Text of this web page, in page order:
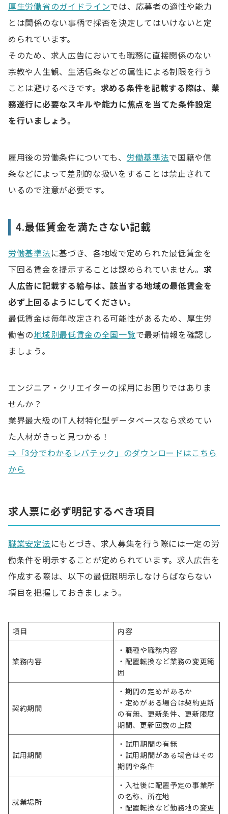
厚生労働省のガイドラインでは、応募者の適性や能力
とは関係のない事柄で採否を決定してはいけないと定
められています。
そのため、求人広告においても職務に直接関係のない
宗教や人生観、生活信条などの属性による制限を行う
ことは避けるべきです。 求める条件を記載する際は、業
務遂行に必要なスキルや能力に焦点を当てた条件設定
を行いましょう。
雇用後の労働条件についても、 労働基準法で国籍や信
条などによって差別的な扱いをすることは禁止されて
いるので注意が必要です。
4.最低賃金を満たさない記載
労働基準法 に基づき、各地域で定められた最低賃金を
下回る賃金を提示することは認められていません。求
人広告に記載する給与は、該当する地域の最低賃金を
必ず上回るようにしてください。
最低賃金は毎年改定される可能性があるため、厚生労
働省の地域別最低賃金の全国一覧で最新情報を確認し
ましょう。
エンジニア・クリエイターの採用にお困りではありま
せんか？
業界最大級のIT人材特化型データベースなら求めてい
た人材がきっと見つかる！
⇒「3分でわかるレバテック」のダウンロードはこちら
から
求人票に必ず明記するべき項目
職業安定法 にもとづき、求人募集を行う際には一定の労
働条件を明示することが定められています。求人広告を
作成する際は、以下の最低限明示しなけらばならない
項目を把握しておきましょう。
項目 内容
業務内容
・職種や職務内容
・配置転換など業務の変更範
囲
契約期間
・期間の定めがあるか
・定めがある場合は契約更新
の有無、更新条件、更新限度
期間、更新回数の上限
試用期間
・試用期間の有無
・試用期間がある場合はその
期間や条件
就業場所
・入社後に配置予定の事業所
の名称、所在地
・配置転換など勤務地の変更